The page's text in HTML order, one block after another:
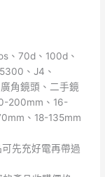
、70d、100d、
、J4、
角鏡頭、二手鏡
200mm、16-
、18-135mm
先充好電再帶過